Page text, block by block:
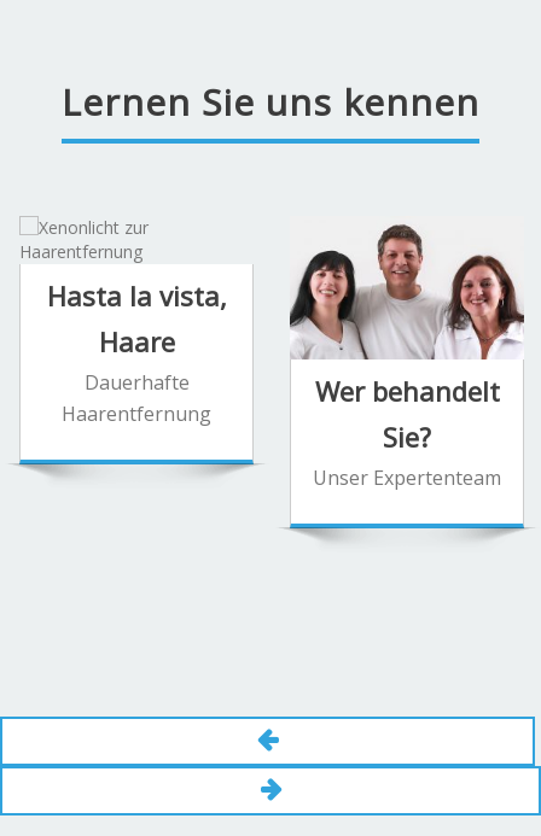
Lernen Sie uns kennen
Hasta la vista,
Haare
Dauerhafte
Haarentfernung
Wer behandelt
Sie?
Unser Expertenteam